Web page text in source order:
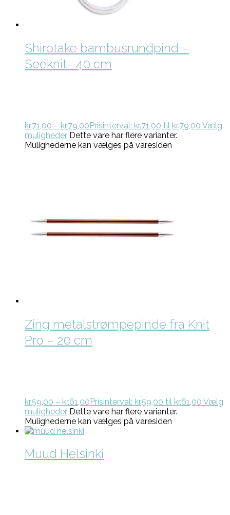
Shirotake bambusrundpind –
Seeknit- 40 cm
kr.71,00 – kr.79,00Prisinterval: kr.71,00 til kr.79,00 Vælg
muligheder Dette vare har flere varianter.
Mulighederne kan vælges på varesiden
Zing metalstrømpepinde fra Knit
Pro – 20 cm
kr.59,00 – kr.61,00Prisinterval: kr.59,00 til kr.61,00 Vælg
muligheder Dette vare har flere varianter.
Mulighederne kan vælges på varesiden
Muud Helsinki